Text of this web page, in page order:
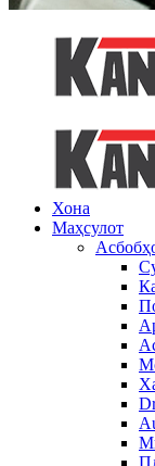
Хона
Маҳсулот